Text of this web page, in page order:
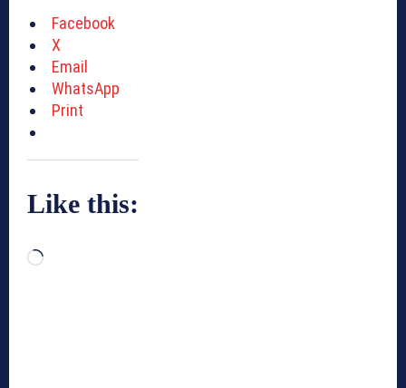
Facebook
X
Email
WhatsApp
Print
Like this:
L